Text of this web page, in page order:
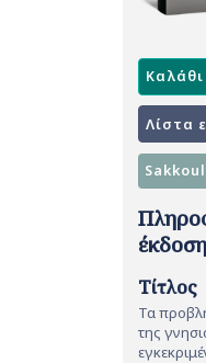
Λίστα
Τίτλος
Τα
της